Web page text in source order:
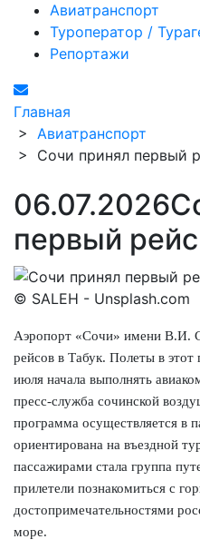
Авиатранспорт
Туроператор /
Репортажи
Главная
> Авиатранспорт
> Сочи принял первый
06.07.2026
первый
© SALEH - Unsplash.com
Аэропорт «Сочи» имени В.И.
рейсов в Табук. Полеты в
июля начала выполнять
пресс-служба сочинской
программа осуществляется в
ориентирована на въездной
пассажирами стала группа
прилетели познакомиться с
достопримечательностями
море.